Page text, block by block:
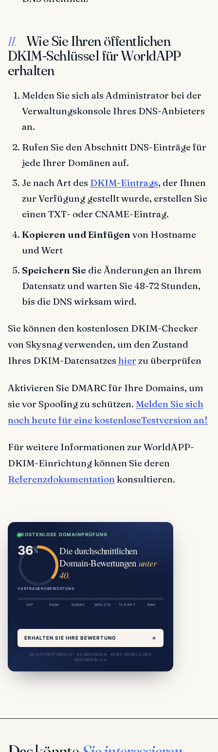
II.
Wie Sie Ihren öffentlichen
DKIM-Schlüssel für WorldAPP
erhalten
Melden Sie sich als Administrator bei der
Verwaltungskonsole Ihres DNS-Anbieters
an.
Rufen Sie den Abschnitt DNS-Einträge für
jede Ihrer Domänen auf.
Je nach Art des DKIM-Eintrags, der Ihnen
zur Verfügung gestellt wurde, erstellen Sie
einen TXT- oder CNAME-Eintrag.
Kopieren und Einfügen von Hostname
und Wert
Speichern Sie die Änderungen an Ihrem
Datensatz und warten Sie 48-72 Stunden,
bis die DNS wirksam wird.
Sie können den kostenlosen DKIM-Checker
von Skysnag verwenden, um den Zustand
Ihres DKIM-Datensatzes hier zu überprüfen
Aktivieren Sie DMARC für Ihre Domains, um
sie vor Spoofing zu schützen. Melden Sie sich
noch heute für eine kostenloseTestversion an!
Für weitere Informationen zur WorldAPP-
DKIM-Einrichtung können Sie deren
Referenzdokumentation konsultieren.
KOSTENLOSE DOMAINPRÜFUNG
VERTRAUENSBEWERTUNG
Die durchschnittlichen
Domain-Bewertungen unter
40.
SPF DKIM DMARC MTA-STS TLS-RPT BIMI
ERHALTEN SIE IHRE BEWERTUNG →
SECHS PROTOKOLLE · 60 SEKUNDEN · KEINE ANMELDUNG
ERFORDERLICH